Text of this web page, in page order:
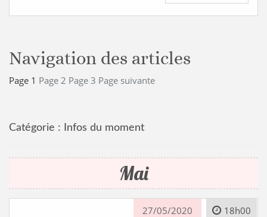
Navigation des articles
Page 1 Page 2 Page 3 Page suivante
Catégorie : Infos du moment
Mai
27/05/2020 18h00